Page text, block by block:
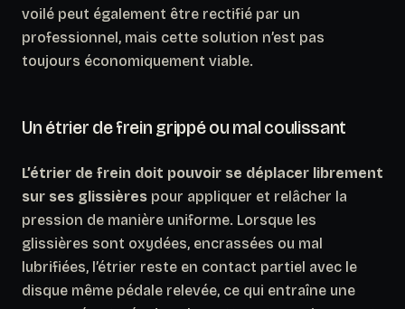
voilé peut également être rectifié par un
professionnel, mais cette solution n’est pas
toujours économiquement viable.
Un étrier de frein grippé ou mal coulissant
L’étrier de frein doit pouvoir se déplacer librement
sur ses glissières pour appliquer et relâcher la
pression de manière uniforme. Lorsque les
glissières sont oxydées, encrassées ou mal
lubrifiées, l’étrier reste en contact partiel avec le
disque même pédale relevée, ce qui entraîne une